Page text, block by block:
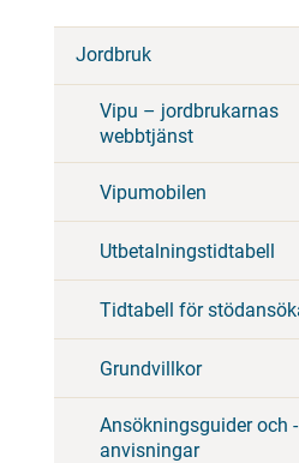
Jordbruk
Vipu – jordbrukarnas
webbtjänst
Vipumobilen
Utbetalningstidtabell
Tidtabell för
Grundvillkor
Ansökningsguider och -
anvisningar